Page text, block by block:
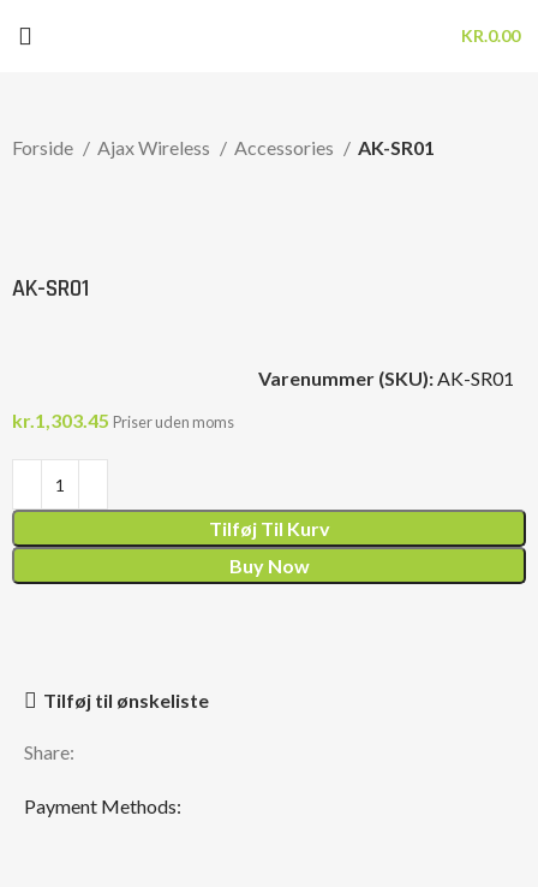
KR.0.00
Forside Ajax Wireless Accessories AK-SR01
AK-SR01
Varenummer (SKU):AK-SR01
kr.1,303.45 Priser uden moms
Tilføj Til Kurv
Buy Now
Tilføj til ønskeliste
Share:
Payment Methods: